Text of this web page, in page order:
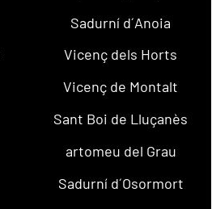
Sadurní d´Anoia
Vicenç dels Horts
Vicenç de Montalt
Sant Boi de Lluçanès
artomeu del Grau
Sadurní d´Osormort